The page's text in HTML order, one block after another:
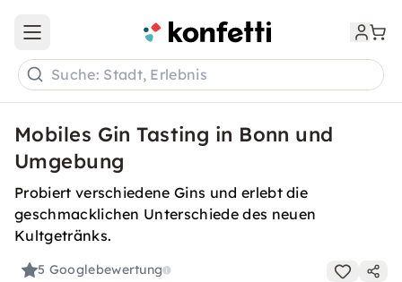
Open main menu
Suche: Stadt, Erlebnis
Mobiles Gin Tasting in Bonn und
Umgebung
Probiert verschiedene Gins und erlebt die
geschmacklichen Unterschiede des neuen
Kultgetränks.
5 Googlebewertung